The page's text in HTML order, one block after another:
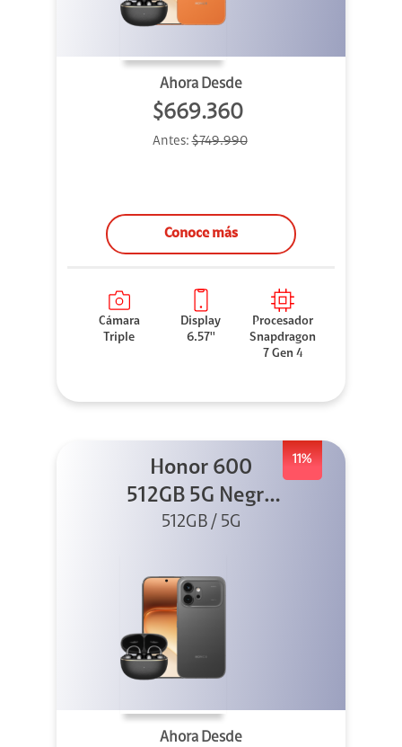
Ahora Desde
$669.360
Antes:$749.990
Conoce más
Cámara
Triple
Display
6.57''
Procesador
Snapdragon
7 Gen 4
11%
Honor 600
512GB 5G Negro
+ Clip 2
512GB / 5G
Ahora Desde